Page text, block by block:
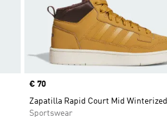
Precio
€ 70
Zapatilla Rapid Court Mid Winterized
Sportswear